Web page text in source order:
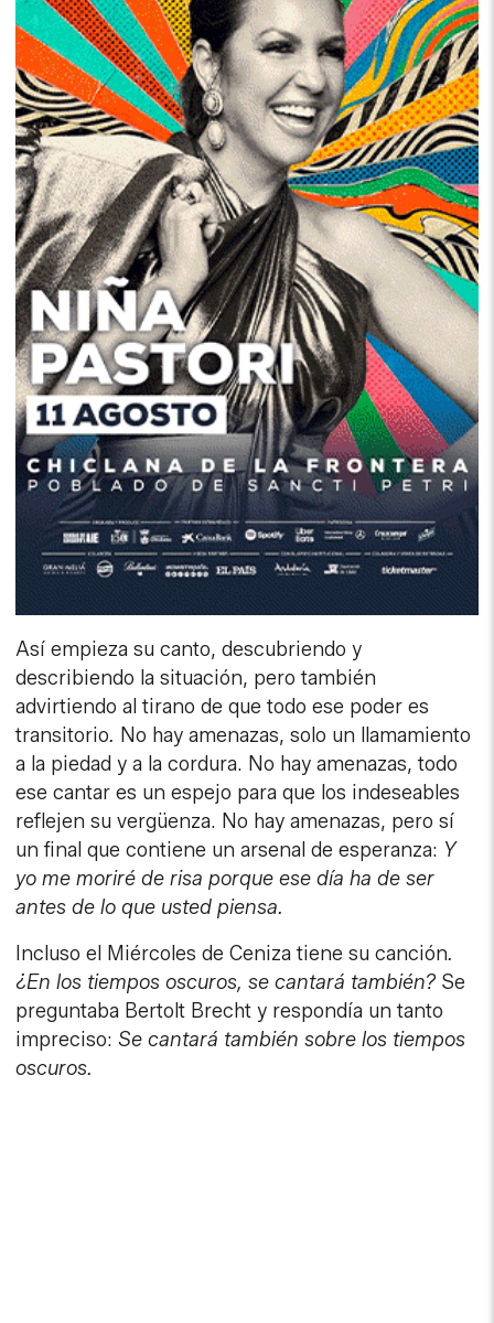
Así empieza su canto, descubriendo y
describiendo la situación, pero también
advirtiendo al tirano de que todo ese poder es
transitorio. No hay amenazas, solo un llamamiento
a la piedad y a la cordura. No hay amenazas, todo
ese cantar es un espejo para que los indeseables
reflejen su vergüenza. No hay amenazas, pero sí
un final que contiene un arsenal de esperanza: Y
yo me moriré de risa porque ese día ha de ser
antes de lo que usted piensa.
Incluso el Miércoles de Ceniza tiene su canción.
¿En los tiempos oscuros, se cantará también? Se
preguntaba Bertolt Brecht y respondía un tanto
impreciso:Se cantará también sobre los tiempos
oscuros.